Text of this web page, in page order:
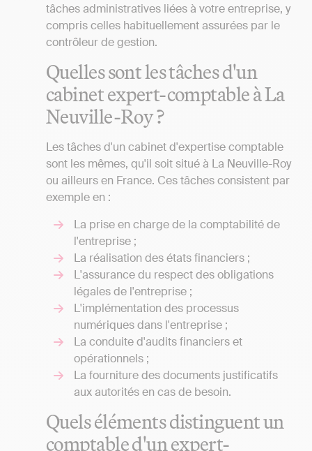
tâches administratives liées à votre entreprise, y
compris celles habituellement assurées par le
contrôleur de gestion.
Quelles sont les tâches d'un
cabinet expert-comptable à La
Neuville-Roy ?
Les tâches d'un cabinet d'expertise comptable
sont les mêmes, qu'il soit situé à La Neuville-Roy
ou ailleurs en France. Ces tâches consistent par
exemple en :
La prise en charge de la comptabilité de
l'entreprise ;
La réalisation des états financiers ;
L'assurance du respect des obligations
légales de l'entreprise ;
L'implémentation des processus
numériques dans l'entreprise ;
La conduite d'audits financiers et
opérationnels ;
La fourniture des documents justificatifs
aux autorités en cas de besoin.
Quels éléments distinguent un
comptable d'un expert-